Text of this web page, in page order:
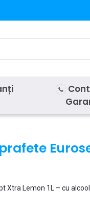
Xtra Lemon 1L – cu